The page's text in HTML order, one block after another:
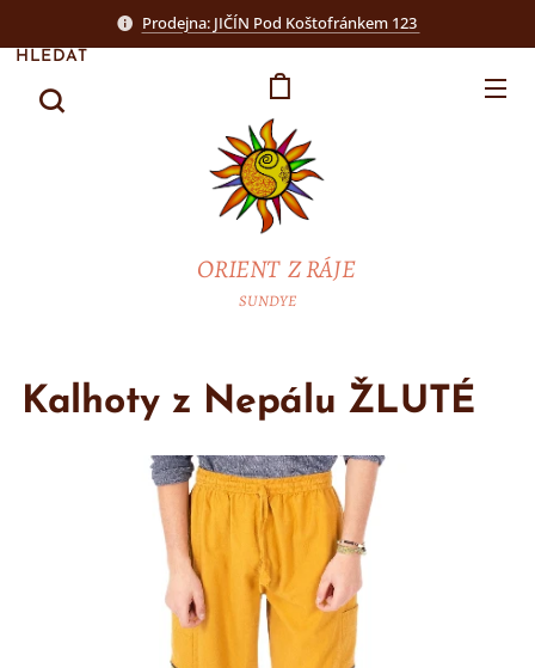
Prodejna: JIČÍN Pod Koštofránkem 123
ORIENT Z RÁJE
SUNDYE
HLEDAT
Kalhoty z Nepálu ŽLUTÉ